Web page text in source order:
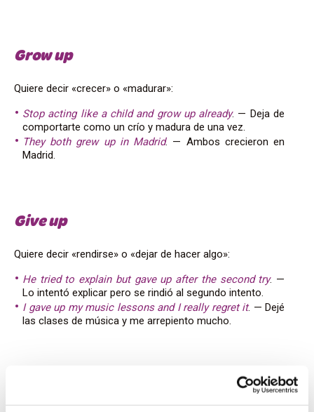
Grow up
Quiere decir «crecer» o «madurar»:
Stop acting like a child and grow up already. — Deja de
comportarte como un crío y madura de una vez.
They both grew up in Madrid. — Ambos crecieron en
Madrid.
Give up
Quiere decir «rendirse» o «dejar de hacer algo»:
He tried to explain but gave up after the second try. —
Lo intentó explicar pero se rindió al segundo intento.
I gave up my music lessons and I really regret it. — Dejé
las clases de música y me arrepiento mucho.